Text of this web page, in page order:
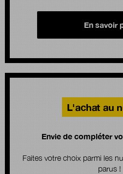
En savoir
L'achat au
Envie de compléter
Faites votre choix parmi les
parus !